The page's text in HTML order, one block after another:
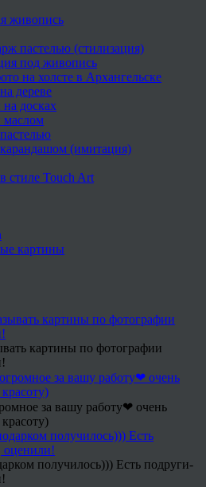
живопись
пастелью (стилизация)
под живопись
на холсте в Архангельске
дереве
досках
(имитация)
стиле Touch Art
картины
картины по фотографии
за вашу работу❤ очень
получилось))) Есть подруги-